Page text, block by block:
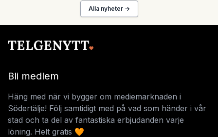
Alla nyheter →
Bli medlem
Häng med när vi bygger om mediemarknaden i
Södertälje! Följ samtidigt med på vad som händer i vår
stad och ta del av fantastiska erbjudanden varje
löning. Helt gratis 🧡